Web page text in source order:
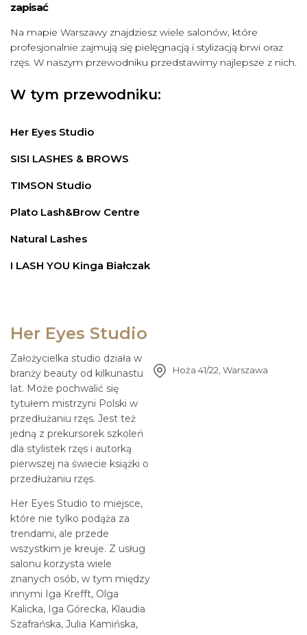
zapisać
Na mapie Warszawy znajdziesz wiele salonów, które
profesjonalnie zajmują się pielęgnacją i stylizacją brwi oraz
rzęs. W naszym przewodniku przedstawimy najlepsze z nich.
W tym przewodniku:
Her Eyes Studio
SISI LASHES & BROWS
TIMSON Studio
Plato Lash&Brow Centre
Natural Lashes
I LASH YOU Kinga Białczak
Her Eyes Studio
Założycielka studio działa w
branży beauty od kilkunastu
lat. Może pochwalić się
tytułem mistrzyni Polski w
przedłużaniu rzęs. Jest też
jedną z prekursorek szkoleń
dla stylistek rzęs i autorką
pierwszej na świecie książki o
przedłużaniu rzęs.
Her Eyes Studio to miejsce,
które nie tylko podąża za
trendami, ale przede
wszystkim je kreuje. Z usług
salonu korzysta wiele
znanych osób, w tym między
innymi Iga Krefft, Olga
Kalicka, Iga Górecka, Klaudia
Szafrańska, Julia Kamińska,
Hoża 41/22, Warszawa